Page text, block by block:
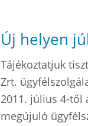
Új helyen
Tájékoztatjuk
Zrt.
2011. július 4-től
megújuló